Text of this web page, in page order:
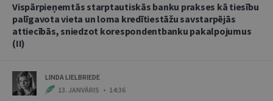
Vispārpieņemtās starptautiskās banku prakses kā tiesību
palīgavota vieta un loma kredītiestāžu savstarpējās
attiecībās, sniedzot korespondentbanku pakalpojumus
(II)
LINDA LIELBRIEDE
13. JANVĀRIS • 14:36